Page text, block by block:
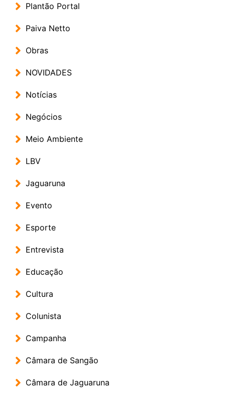
Plantão Portal
Paiva Netto
Obras
NOVIDADES
Notícias
Negócios
Meio Ambiente
LBV
Jaguaruna
Evento
Esporte
Entrevista
Educação
Cultura
Colunista
Campanha
Câmara de Sangão
Câmara de Jaguaruna